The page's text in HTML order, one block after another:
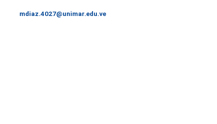
mdiaz.4027@unimar.edu.ve